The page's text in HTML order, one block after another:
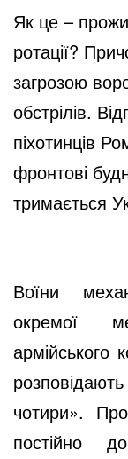
Як це –
ротації?
загрозою
обстрілів.
піхотинців
фронтові
тримається
Воїни
окремої
армійського
чотири».
постійно